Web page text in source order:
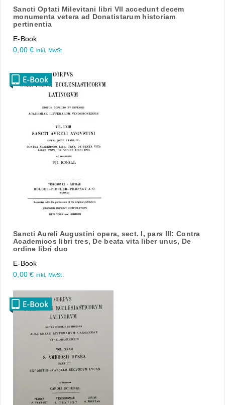
Sancti Optati Milevitani libri VII accedunt decem
monumenta vetera ad Donatistarum historiam
pertinentia
E-Book
0,00€ inkl. MwSt.
Sancti Aureli Augustini opera, sect. I, pars III: Contra
Academicos libri tres, De beata vita liber unus, De
ordine libri duo
E-Book
0,00€ inkl. MwSt.